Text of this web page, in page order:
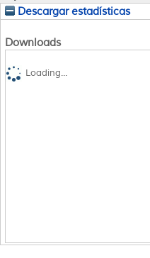
Descargar estadísticas
Downloads
Loading...